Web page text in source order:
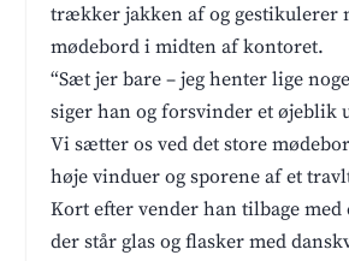
trækker jakken af og gestikulerer
mødebord i midten af kontoret.
“Sæt jer bare – jeg henter lige
siger han og forsvinder et øjeblik
Vi sætter os ved det store
høje vinduer og sporene af et
Kort efter vender han tilbage
der står glas og flasker med